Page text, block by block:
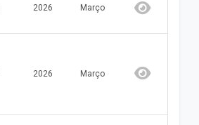
2026 Março
2026 Março